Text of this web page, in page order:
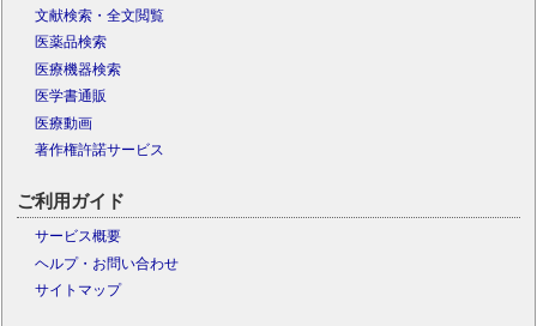
文献検索・全文閲覧
医薬品検索
医療機器検索
医学書通販
医療動画
著作権許諾サービス
ご利用ガイド
サービス概要
ヘルプ・お問い合わせ
サイトマップ